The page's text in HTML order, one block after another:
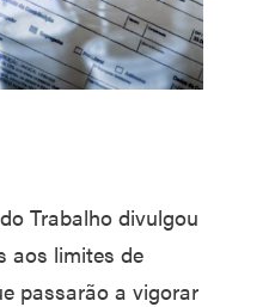
Trabalho divulgou
aos limites de
passarão a vigorar